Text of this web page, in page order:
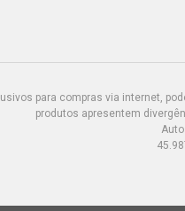
para compras via internet,
produtos apresentem